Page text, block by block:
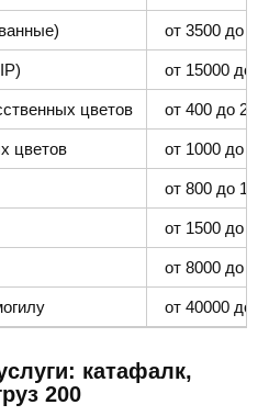
от 3500 до
от 15000 до
цветов от 400 до
цветов от 1000 до
от 800 до
от 1500 до
от 8000 до 25
от 40000 до
катафалк,
200